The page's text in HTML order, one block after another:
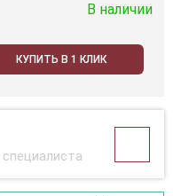
В наличии
КУПИТЬ В 1 КЛИК